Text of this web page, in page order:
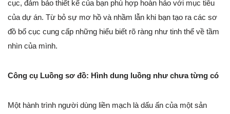
cục, đảm bảo thiết kế của bạn phù hợp hoàn hảo với mục tiêu
của dự án. Từ bỏ sự mơ hồ và nhầm lẫn khi bạn tạo ra các sơ
đồ bố cục cung cấp những hiểu biết rõ ràng như tinh thể về tầm
nhìn của mình.
Công cụ Luồng sơ đồ: Hình dung luồng như chưa từng có
Một hành trình người dùng liền mạch là dấu ấn của một sản